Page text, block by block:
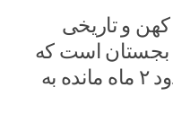
و تاریخی
بجستان است که
همه ساله در بهمن ماه و حدود ۲ ماه مانده به